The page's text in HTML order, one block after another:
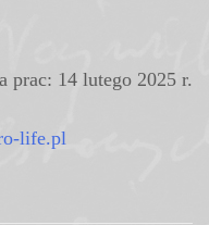
prac: 14 lutego 2025 r.
life.pl